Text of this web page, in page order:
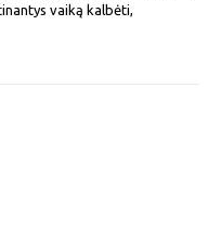
vaiką kalbėti,